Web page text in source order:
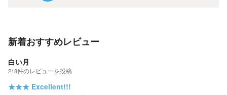
新着おすすめレビュー
白い月
218件のレビューを投稿
★★★ Excellent!!!